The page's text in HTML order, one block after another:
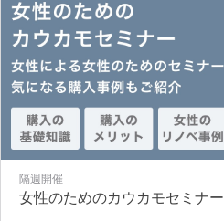
隔週開催
女性のためのカウカモセミナー